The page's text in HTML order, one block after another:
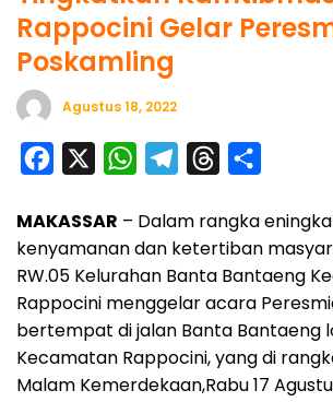
Rappocini Gelar
Poskamling
Agustus 18, 2022
c
e
b
o
o
k
W
a
t
s
A
p
p
l
e
g
r
a
m
r
e
a
d
s
a
r
e
MAKASSAR – Dalam rangka
kenyamanan dan ketertiban
RW.05 Kelurahan Banta Bantaeng
Rappocini menggelar acara
bertempat di jalan Banta Bantaeng
Kecamatan Rappocini, yang di
Malam Kemerdekaan,Rabu 17